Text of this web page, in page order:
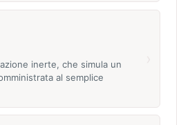
inerte, che simula un
al semplice